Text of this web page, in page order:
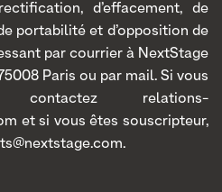
d’effacement, de
portabilité et d’opposition de
par courrier à NextStage
Paris ou par mail. Si vous
contactez relations-
et si vous êtes souscripteur,